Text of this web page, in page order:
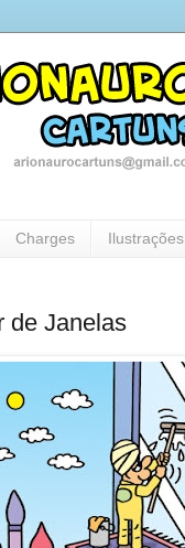
Charges Ilustrações
de Janelas